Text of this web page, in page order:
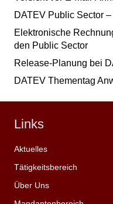
DATEV Public Sector –
Elektronische
den Public Sector
Release-Planung bei
DATEV Thementag
Links
Aktuelles
Tätigkeitsbereich
Über Uns